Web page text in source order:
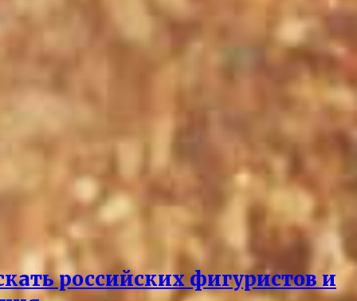
российских фигуристов и